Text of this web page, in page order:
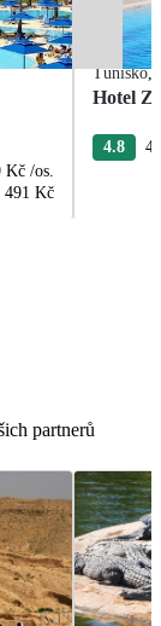
Kč /os.
491 Kč
Tunisko,
Hotel
4.8
partnerů